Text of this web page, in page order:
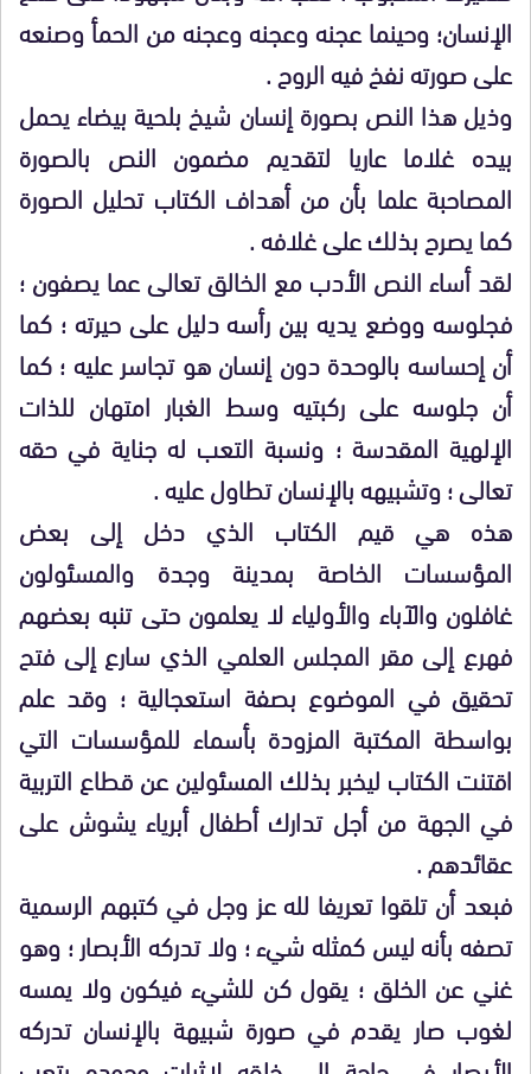
الإنسان؛ وحينما عجنه وعجنه وعجنه من الحمأ وصنعه
على صورته نفخ فيه الروح .
وذيل هذا النص بصورة إنسان شيخ بلحية بيضاء يحمل
بيده غلاما عاريا لتقديم مضمون النص بالصورة
المصاحبة علما بأن من أهداف الكتاب تحليل الصورة
كما يصرح بذلك على غلافه .
لقد أساء النص الأدب مع الخالق تعالى عما يصفون ؛
فجلوسه ووضع يديه بين رأسه دليل على حيرته ؛ كما
أن إحساسه بالوحدة دون إنسان هو تجاسر عليه ؛ كما
أن جلوسه على ركبتيه وسط الغبار امتهان للذات
الإلهية المقدسة ؛ ونسبة التعب له جناية في حقه
تعالى ؛ وتشبيهه بالإنسان تطاول عليه .
هذه هي قيم الكتاب الذي دخل إلى بعض
المؤسسات الخاصة بمدينة وجدة والمسئولون
غافلون والآباء والأولياء لا يعلمون حتى تنبه بعضهم
فهرع إلى مقر المجلس العلمي الذي سارع إلى فتح
تحقيق في الموضوع بصفة استعجالية ؛ وقد علم
بواسطة المكتبة المزودة بأسماء للمؤسسات التي
اقتنت الكتاب ليخبر بذلك المسئولين عن قطاع التربية
في الجهة من أجل تدارك أطفال أبرياء يشوش على
عقائدهم .
فبعد أن تلقوا تعريفا لله عز وجل في كتبهم الرسمية
تصفه بأنه ليس كمثله شيء ؛ ولا تدركه الأبصار ؛ وهو
غني عن الخلق ؛ يقول كن للشيء فيكون ولا يمسه
لغوب صار يقدم في صورة شبيهة بالإنسان تدركه